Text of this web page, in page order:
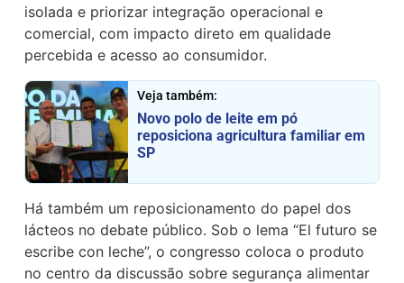
isolada e priorizar integração operacional e
comercial, com impacto direto em qualidade
percebida e acesso ao consumidor.
Veja também:
Novo polo de leite em pó
reposiciona agricultura familiar em
SP
Há também um reposicionamento do papel dos
lácteos no debate público. Sob o lema “El futuro se
escribe con leche”, o congresso coloca o produto
no centro da discussão sobre segurança alimentar